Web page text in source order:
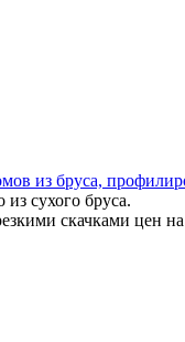
сухого бруса.
скачками цен